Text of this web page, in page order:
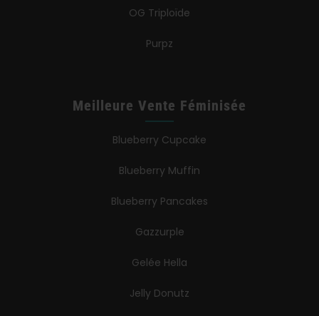
OG Triploïde
Purpz
Meilleure Vente Féminisée
Blueberry Cupcake
Blueberry Muffin
Blueberry Pancakes
Gazzurple
Gelée Hella
Jelly Donutz